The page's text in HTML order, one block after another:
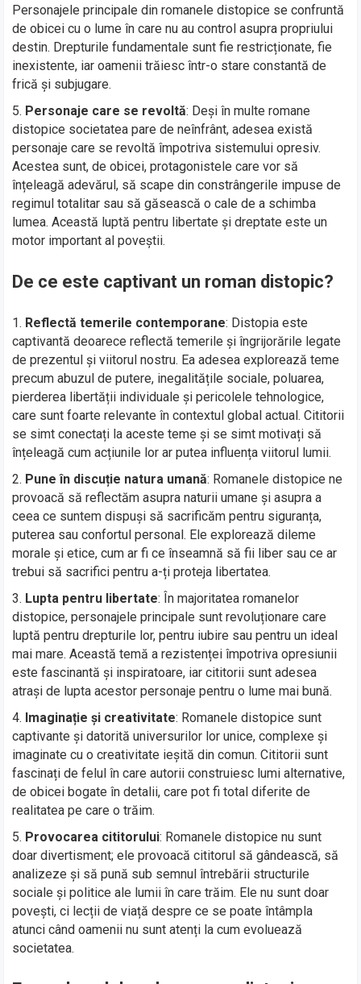
Personajele principale din romanele distopice se confruntă
de obicei cu o lume în care nu au control asupra propriului
destin. Drepturile fundamentale sunt fie restricționate, fie
inexistente, iar oamenii trăiesc într-o stare constantă de
frică și subjugare.
Personaje care se revoltă: Deși în multe romane
distopice societatea pare de neînfrânt, adesea există
personaje care se revoltă împotriva sistemului opresiv.
Acestea sunt, de obicei, protagonistele care vor să
înțeleagă adevărul, să scape din constrângerile impuse de
regimul totalitar sau să găsească o cale de a schimba
lumea. Această luptă pentru libertate și dreptate este un
motor important al poveștii.
De ce este captivant un roman distopic?
Reflectă temerile contemporane: Distopia este
captivantă deoarece reflectă temerile și îngrijorările legate
de prezentul și viitorul nostru. Ea adesea explorează teme
precum abuzul de putere, inegalitățile sociale, poluarea,
pierderea libertății individuale și pericolele tehnologice,
care sunt foarte relevante în contextul global actual. Cititorii
se simt conectați la aceste teme și se simt motivați să
înțeleagă cum acțiunile lor ar putea influența viitorul lumii.
Pune în discuție natura umană: Romanele distopice ne
provoacă să reflectăm asupra naturii umane și asupra a
ceea ce suntem dispuși să sacrificăm pentru siguranța,
puterea sau confortul personal. Ele explorează dileme
morale și etice, cum ar fi ce înseamnă să fii liber sau ce ar
trebui să sacrifici pentru a-ți proteja libertatea.
Lupta pentru libertate: În majoritatea romanelor
distopice, personajele principale sunt revoluționare care
luptă pentru drepturile lor, pentru iubire sau pentru un ideal
mai mare. Această temă a rezistenței împotriva opresiunii
este fascinantă și inspiratoare, iar cititorii sunt adesea
atrași de lupta acestor personaje pentru o lume mai bună.
Imaginație și creativitate: Romanele distopice sunt
captivante și datorită universurilor lor unice, complexe și
imaginate cu o creativitate ieșită din comun. Cititorii sunt
fascinați de felul în care autorii construiesc lumi alternative,
de obicei bogate în detalii, care pot fi total diferite de
realitatea pe care o trăim.
Provocarea cititorului: Romanele distopice nu sunt
doar divertisment; ele provoacă cititorul să gândească, să
analizeze și să pună sub semnul întrebării structurile
sociale și politice ale lumii în care trăim. Ele nu sunt doar
povești, ci lecții de viață despre ce se poate întâmpla
atunci când oamenii nu sunt atenți la cum evoluează
societatea.